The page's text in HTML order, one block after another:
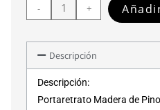
- +
Descripción
Descripción:
Portaretrato Madera de Pino